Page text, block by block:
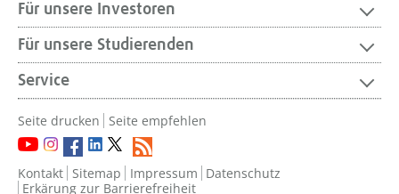
Für unsere Investoren
Für unsere Studierenden
Service
Seite drucken Seite empfehlen
Kontakt Sitemap Impressum Datenschutz
Erkärung zur Barrierefreiheit